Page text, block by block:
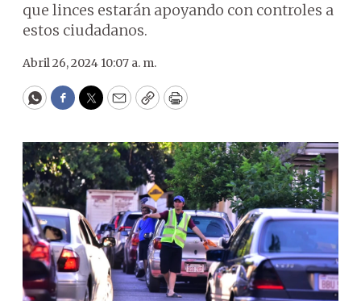
que linces estarán apoyando con controles a
estos ciudadanos.
Abril 26, 2024 10:07 a. m.
WhatsApp
Facebook
Twitter
EmailCopyPrint